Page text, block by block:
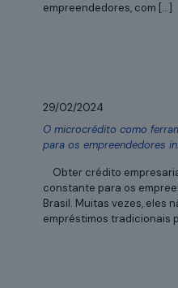
empreendedores, com […]
29/02/2024
O microcrédito como
para os empreendedores
Obter crédito
constante para os
Brasil. Muitas vezes, eles
empréstimos tradicionais